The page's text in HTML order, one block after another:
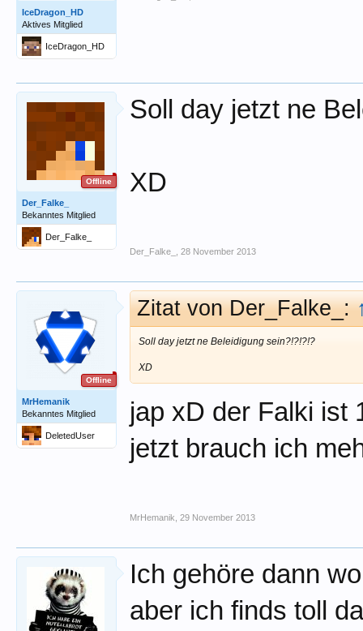
IceDragon_HD
Aktives Mitglied
IceDragon_HD
Offline
Der_Falke_
Bekanntes Mitglied
Der_Falke_
Soll day jetzt ne
XD
Der_Falke_ 28 November 2013
Offline
MrHemanik
Bekanntes Mitglied
DeletedUser
Zitat von Der_Falke_:
Soll day jetzt ne Beleidigung sein?!?!?!?
XD
jap xD der Falki ist
jetzt brauch ich
MrHemanik 29 November 2013
Ich gehöre dann
aber ich finds toll